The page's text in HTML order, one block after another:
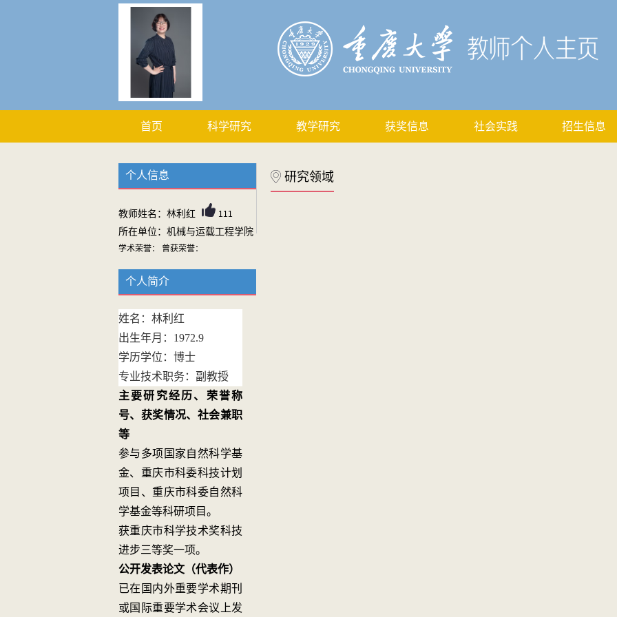
首页 科学研究 教学研究 获奖信息 社会实践 招生信息
个人信息
教师姓名：林利红 111
所在单位：机械与运载工程学院
学术荣誉： 曾获荣誉：
个人简介
姓名： 林利红
出生年月： 1972.9
学历学位： 博士
专业技术职务： 副教授
主要研究经历、荣誉称
号、获奖情况、社会兼职
等
参与多项国家自然科学基
金、重庆市科委科技计划
项目、重庆市科委自然科
学基金等科研项目。
获重庆市科学技术奖科技
进步三等奖一项。
公开发表论文（代表作）
已在国内外重要学术期刊
或国际重要学术会议上发
研究领域